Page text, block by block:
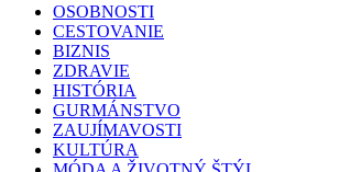
OSOBNOSTI
CESTOVANIE
BIZNIS
ZDRAVIE
HISTÓRIA
GURMÁNSTVO
ZAUJÍMAVOSTI
KULTÚRA